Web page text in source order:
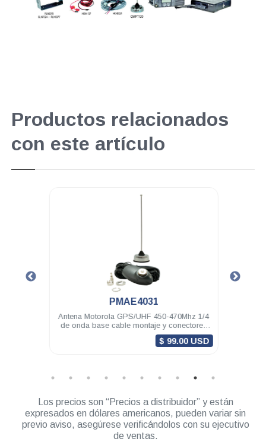
Productos relacionados
con este artículo
PMAE4031
Antena Motorola GPS/UHF 450-470Mhz 1/4
de onda base cable montaje y conectores
MINI-U DGM8000e
$ 99.00 USD
Los precios son “Precios a distribuidor” y están
expresados en dólares americanos, pueden variar sin
previo aviso, asegúrese verificándolos con su ejecutivo
de ventas.